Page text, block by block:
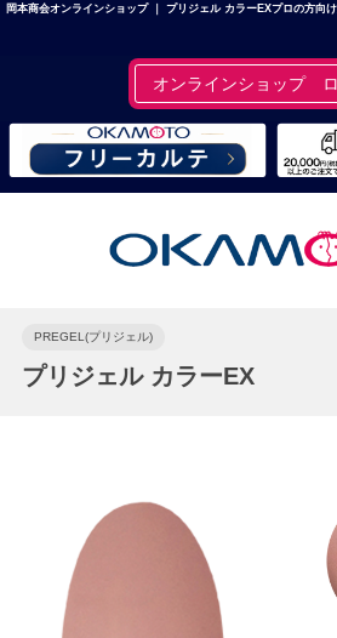
岡本商会オンラインショップ ｜ プリジェル カラーEXプロの方向
オンラインショップ
PREGEL(プリジェル)
プリジェル カラーEX